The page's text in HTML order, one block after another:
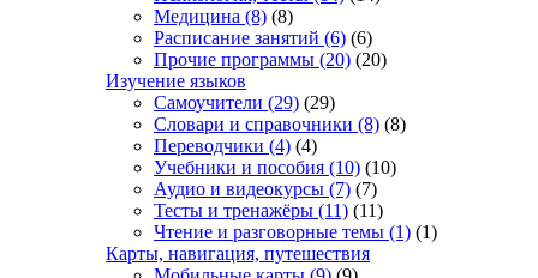
Медицина (8) (8)
Расписание занятий (6) (6)
Прочие программы (20) (20)
Изучение языков
Самоучители (29) (29)
Словари и справочники (8) (8)
Переводчики (4) (4)
Учебники и пособия (10) (10)
Аудио и видеокурсы (7) (7)
Тесты и тренажёры (11) (11)
Чтение и разговорные темы (1) (1)
Карты, навигация, путешествия